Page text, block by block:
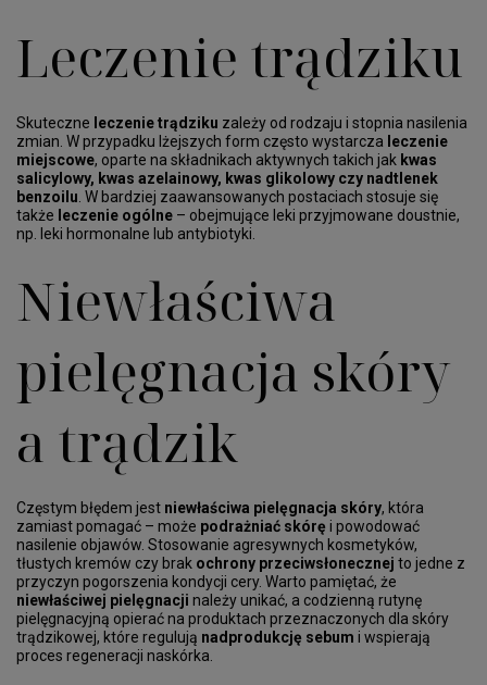
Leczenie trądziku
Skuteczne leczenie trądziku zależy od rodzaju i stopnia nasilenia
zmian. W przypadku lżejszych form często wystarcza leczenie
miejscowe, oparte na składnikach aktywnych takich jak kwas
salicylowy, kwas azelainowy, kwas glikolowy czy nadtlenek
benzoilu . W bardziej zaawansowanych postaciach stosuje się
także leczenie ogólne – obejmujące leki przyjmowane doustnie,
np. leki hormonalne lub antybiotyki.
Niewłaściwa
pielęgnacja skóry
a trądzik
Częstym błędem jest niewłaściwa pielęgnacja skóry, która
zamiast pomagać – może podrażniać skórę i powodować
nasilenie objawów. Stosowanie agresywnych kosmetyków,
tłustych kremów czy brak ochrony przeciwsłonecznej to jedne z
przyczyn pogorszenia kondycji cery. Warto pamiętać, że
niewłaściwej pielęgnacji należy unikać, a codzienną rutynę
pielęgnacyjną opierać na produktach przeznaczonych dla skóry
trądzikowej, które regulują nadprodukcję sebum i wspierają
proces regeneracji naskórka.